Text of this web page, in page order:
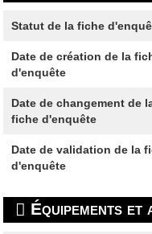
Statut de la fiche
Date de création de la
d'enquête
Date de changement de
fiche d'enquête
Date de validation de la
d'enquête
Équipements et